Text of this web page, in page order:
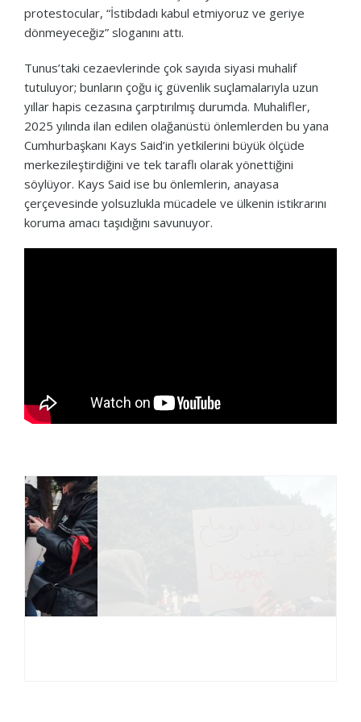
protestocular, “İstibdadı kabul etmiyoruz ve geriye
dönmeyeceğiz” sloganını attı.
Tunus’taki cezaevlerinde çok sayıda siyasi muhalif
tutuluyor; bunların çoğu iç güvenlik suçlamalarıyla uzun
yıllar hapis cezasına çarptırılmış durumda. Muhalifler,
2025 yılında ilan edilen olağanüstü önlemlerden bu yana
Cumhurbaşkanı Kays Said’in yetkilerini büyük ölçüde
merkezileştirdiğini ve tek taraflı olarak yönettiğini
söylüyor. Kays Said ise bu önlemlerin, anayasa
çerçevesinde yolsuzlukla mücadele ve ülkenin istikrarını
koruma amacı taşıdığını savunuyor.